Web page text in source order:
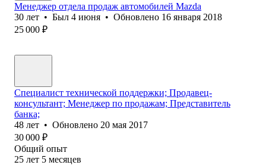
Менеджер отдела продаж автомобилей Mazda
30 лет • Был 4 июня • Обновлено 16 января 2018
25 000 ₽
Специалист технической поддержки; Продавец-
консультант; Менеджер по продажам; Представитель
банка;
48 лет • Обновлено 20 мая 2017
30 000 ₽
Общий опыт
25 лет 5 месяцев